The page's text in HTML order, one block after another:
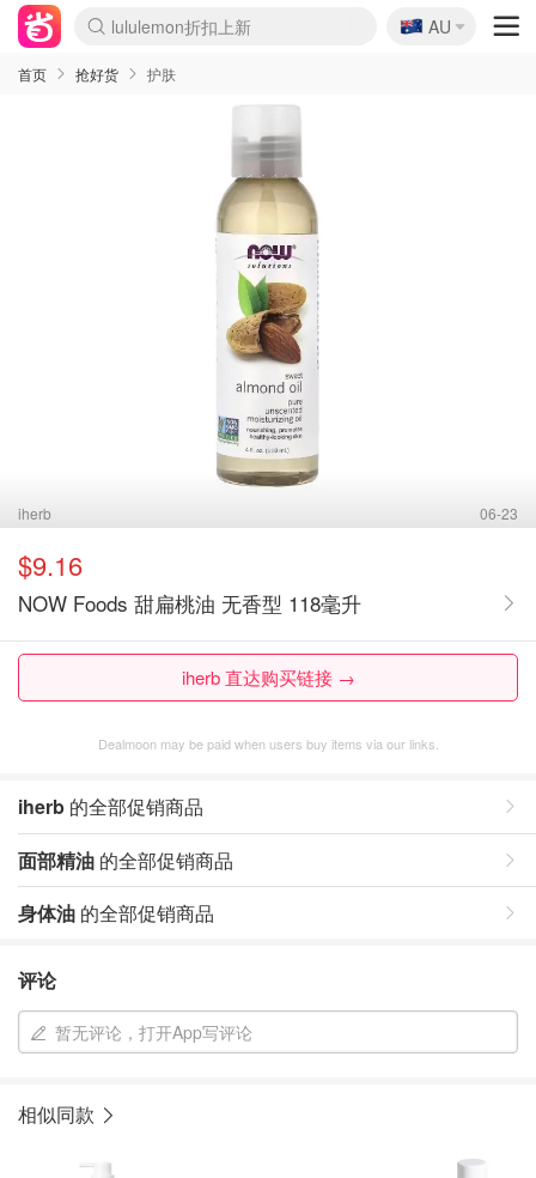
lululemon折扣上新
Sasa美妆护肤3.5折
SSENSE年中3折
FreshBeauty好价汇总
Cettire降价+叠9折
Farfetch折上8折
WWS Coles超市实拍
viagogo二手票捡漏
Myer清仓1折起
The Outnet奢牌1折起
David Jones 3折起
Flannels大牌1折
Perfumes Club护肤1折
AMIRO返校季6.2折
Oweek抽奖送Airpods
Amazon折扣汇总
eToro入金$200送$50
Amazon数码好物
ICONIC本周7.5折
ThedoubleF高奢地板价
Moose Knuckles 6折
丝芙兰5折起
EUFY官网3.7折起
Selenichast首饰2折
Trip机票酒店促销
YSL送5件彩妆礼
Amazon家居好物
BIGBANG巡演开票
David Jones时尚3折
Amazon美妆护肤
雅漾大喷$8
过敏原检测盒$33
伊索独家赠50ml沐浴露
科颜氏清仓3折
SEALIFE海洋馆门票6折
丝塔芙大白罐$16
订阅Newsletter送香薰
Cult Beauty 6.8折
Harrods圣诞日历2.3折
LN-CC奢牌私促3折
d'Alba空姐喷雾$16
EVE LOM套装逆天2折
Bernardelli独家4折
Adore Beauty 6折起
CT圣诞日历
Mytheresa奢品2.7折
Luxury Escapes 9折
Currentbody美容仪9折
MOON Garden Live
ALLSAINTS美衣3折
Roborock扫地机3.7折
Tingo Life水杯$24
Valentino官网5折
CR洗发护发6.3折
🇦🇺
AU
首页 抢好货 护肤
iherb 06-23
$9.16
NOW Foods 甜扁桃油 无香型 118毫升
iherb 直达购买链接 →
Dealmoon may be paid when users buy items via our links.
iherb 的全部促销商品
面部精油 的全部促销商品
身体油 的全部促销商品
评论
暂无评论，打开App写评论
相似同款